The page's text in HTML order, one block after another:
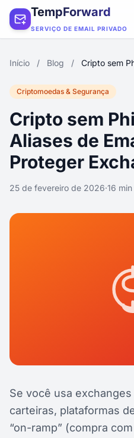
TempForward
SERVIÇO DE EMAIL PRIVADO
Início / Blog / Cripto sem
Criptomoedas & Segurança
Cripto sem
Aliases de
Proteger
25 de fevereiro de 2026·16
Se você usa
carteiras, plataformas
“on-ramp” (compra